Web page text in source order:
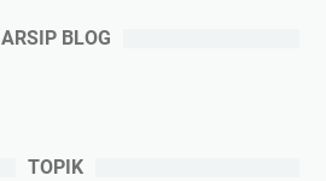
ARSIP BLOG
TOPIK